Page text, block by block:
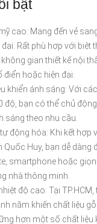
bật
cao: Mang đến vẻ
đại. Rất phù hợp với biệt
gian thiết kế nội
điển hoặc hiện đại.
khiển ánh sáng: Với
độ, bạn có thể chủ
sáng theo nhu cầu.
động hóa: Khi kết hợp
Quốc Huy, bạn dễ dàng
smartphone hoặc
nhà thông minh.
độ cao: Tại
năm khiến chất liệu
hơn một số chất liệu